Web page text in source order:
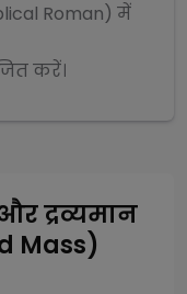
Roman) में
करें।
द्रव्यमान
Mass)